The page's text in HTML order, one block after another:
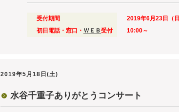
受付期間 2019年6月23日（ 日
初日電話・窓口・ ＷＥＢ受付 10:00～
2019年5月18日(土)
水谷千重子ありがとうコンサート